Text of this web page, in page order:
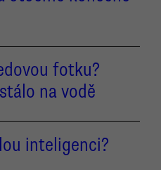
fotku?
na vodě
inteligenci?